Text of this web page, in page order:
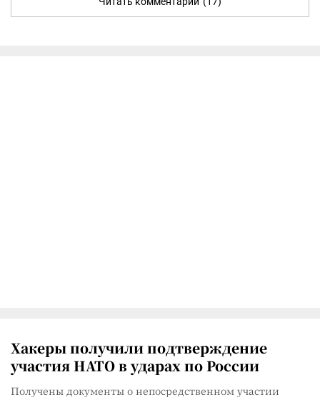
Хакеры получили подтверждение
участия НАТО в ударах по России
Получены документы о непосредственном участии